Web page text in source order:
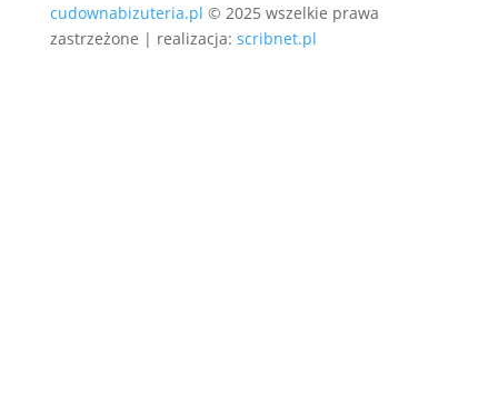
cudownabizuteria.pl © 2025 wszelkie prawa
zastrzeżone | realizacja: scribnet.pl